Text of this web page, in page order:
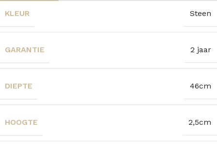
KLEUR Steen
GARANTIE 2 jaar
DIEPTE 46cm
HOOGTE 2,5cm